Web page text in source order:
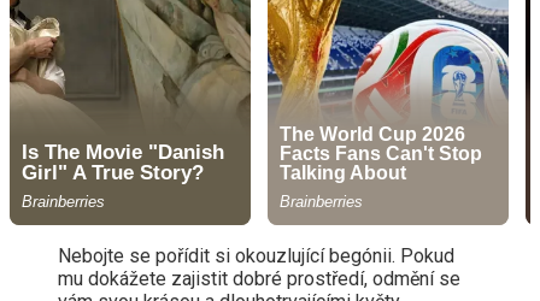
Nebojte se pořídit si okouzlující begónii. Pokud
mu dokážete zajistit dobré prostředí, odmění se